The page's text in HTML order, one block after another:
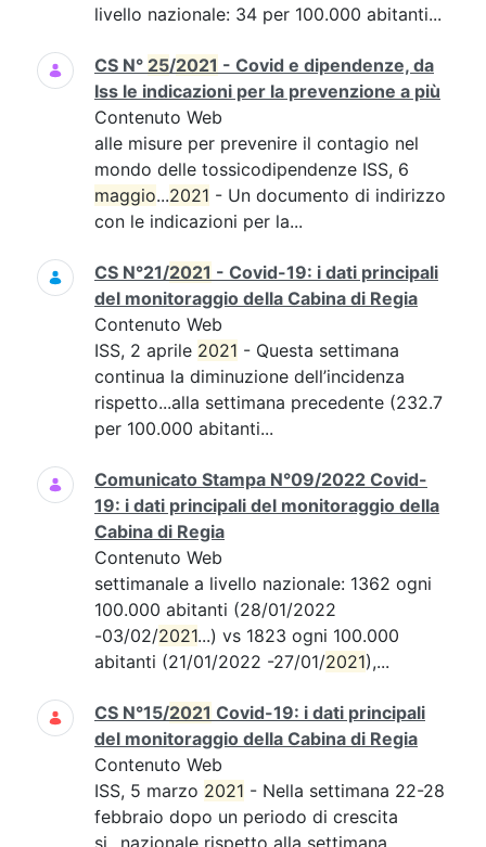
livello nazionale: 34 per 100.000 abitanti...
CS N° 25/2021 - Covid e dipendenze, da
Iss le indicazioni per la prevenzione a più
Contenuto Web
alle misure per prevenire il contagio nel
mondo delle tossicodipendenze ISS, 6
maggio...2021 - Un documento di indirizzo
con le indicazioni per la...
CS N°21/2021 - Covid-19: i dati principali
del monitoraggio della Cabina di Regia
Contenuto Web
ISS, 2 aprile 2021 - Questa settimana
continua la diminuzione dell’incidenza
rispetto...alla settimana precedente (232.7
per 100.000 abitanti...
Comunicato Stampa N°09/2022 Covid-
19: i dati principali del monitoraggio della
Cabina di Regia
Contenuto Web
settimanale a livello nazionale: 1362 ogni
100.000 abitanti (28/01/2022
-03/02/2021...) vs 1823 ogni 100.000
abitanti (21/01/2022 -27/01/2021),...
CS N°15/2021 Covid-19: i dati principali
del monitoraggio della Cabina di Regia
Contenuto Web
ISS, 5 marzo 2021 - Nella settimana 22-28
febbraio dopo un periodo di crescita
si...nazionale rispetto alla settimana